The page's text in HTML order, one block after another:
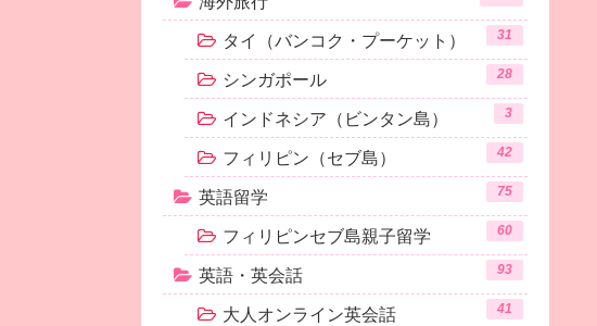
タイ（バンコク・プーケット） 31
シンガポール 28
インドネシア（ビンタン島） 3
フィリピン（セブ島） 42
英語留学 75
フィリピンセブ島親子留学 60
英語・英会話 93
大人オンライン英会話 41